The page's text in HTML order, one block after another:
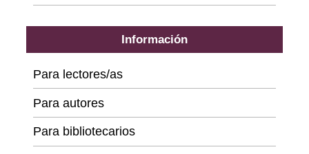
Información
Para lectores/as
Para autores
Para bibliotecarios